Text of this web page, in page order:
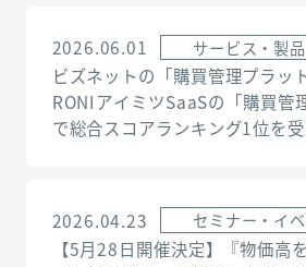
2026.06.01 サービス・製品
ビズネットの「購買管理プラッ
RONIアイミツSaaSの「購買管
で総合スコアランキング1位を受
2026.04.23 セミナー・イ
【5月28日開催決定】『物価高